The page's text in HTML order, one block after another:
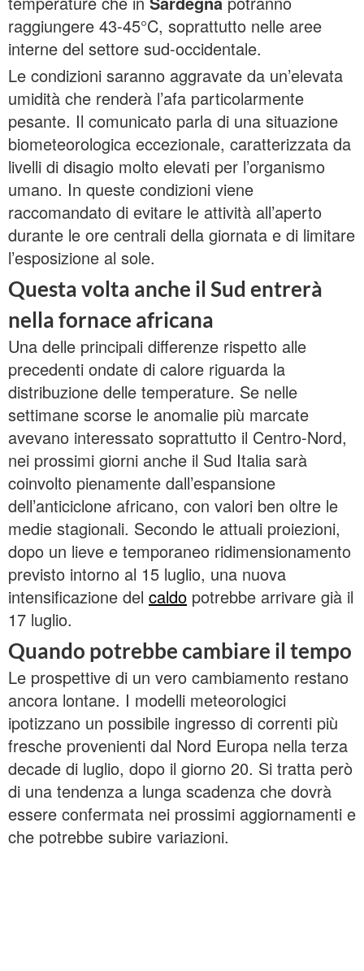
raggiungere 43-45°C, soprattutto nelle aree
interne del settore sud-occidentale.
Le condizioni saranno aggravate da un’elevata
umidità che renderà l’afa particolarmente
pesante. Il comunicato parla di una situazione
biometeorologica eccezionale, caratterizzata da
livelli di disagio molto elevati per l’organismo
umano. In queste condizioni viene
raccomandato di evitare le attività all’aperto
durante le ore centrali della giornata e di limitare
l’esposizione al sole.
Questa volta anche il Sud entrerà
nella fornace africana
Una delle principali differenze rispetto alle
precedenti ondate di calore riguarda la
distribuzione delle temperature. Se nelle
settimane scorse le anomalie più marcate
avevano interessato soprattutto il Centro-Nord,
nei prossimi giorni anche il Sud Italia sarà
coinvolto pienamente dall’espansione
dell’anticiclone africano, con valori ben oltre le
medie stagionali. Secondo le attuali proiezioni,
dopo un lieve e temporaneo ridimensionamento
previsto intorno al 15 luglio, una nuova
intensificazione del caldo potrebbe arrivare già il
17 luglio.
Quando potrebbe cambiare il tempo
Le prospettive di un vero cambiamento restano
ancora lontane. I modelli meteorologici
ipotizzano un possibile ingresso di correnti più
fresche provenienti dal Nord Europa nella terza
decade di luglio, dopo il giorno 20. Si tratta però
di una tendenza a lunga scadenza che dovrà
essere confermata nei prossimi aggiornamenti e
che potrebbe subire variazioni.